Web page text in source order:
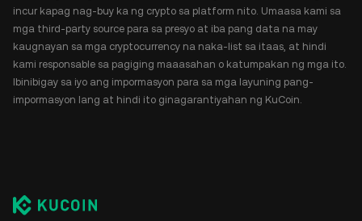
incur kapag nag-buy ka ng crypto sa platform nito. Umaasa kami sa
mga third-party source para sa presyo at iba pang data na may
kaugnayan sa mga cryptocurrency na naka-list sa itaas, at hindi
kami responsable sa pagiging maaasahan o katumpakan ng mga ito.
Ibinibigay sa iyo ang impormasyon para sa mga layuning pang-
impormasyon lang at hindi ito ginagarantiyahan ng KuCoin.